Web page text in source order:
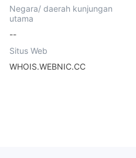
Negara/ daerah kunjungan
utama
--
Situs Web
WHOIS.WEBNIC.CC